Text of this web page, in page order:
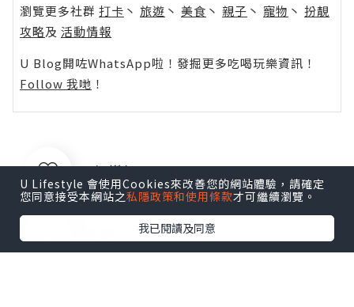
瀏覽更多社群 打卡 丶 旅遊 丶 美食 丶 親子 丶 寵物 丶 扮靚
攻略及 活動情報
U Blog開咗WhatsApp啦！發掘更多吃喝玩樂資訊！
Follow 我哋 ！
0個讚好
U Lifestyle 會使用Cookies來改善您的網站體驗，請確定
您同意接受本網站之私隱政策和使用條款才可繼續瀏覽。
我已閱讀及同意